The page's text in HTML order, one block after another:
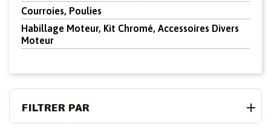
Courroies, Poulies
Habillage Moteur, Kit Chromé, Accessoires Divers
Moteur
FILTRER PAR